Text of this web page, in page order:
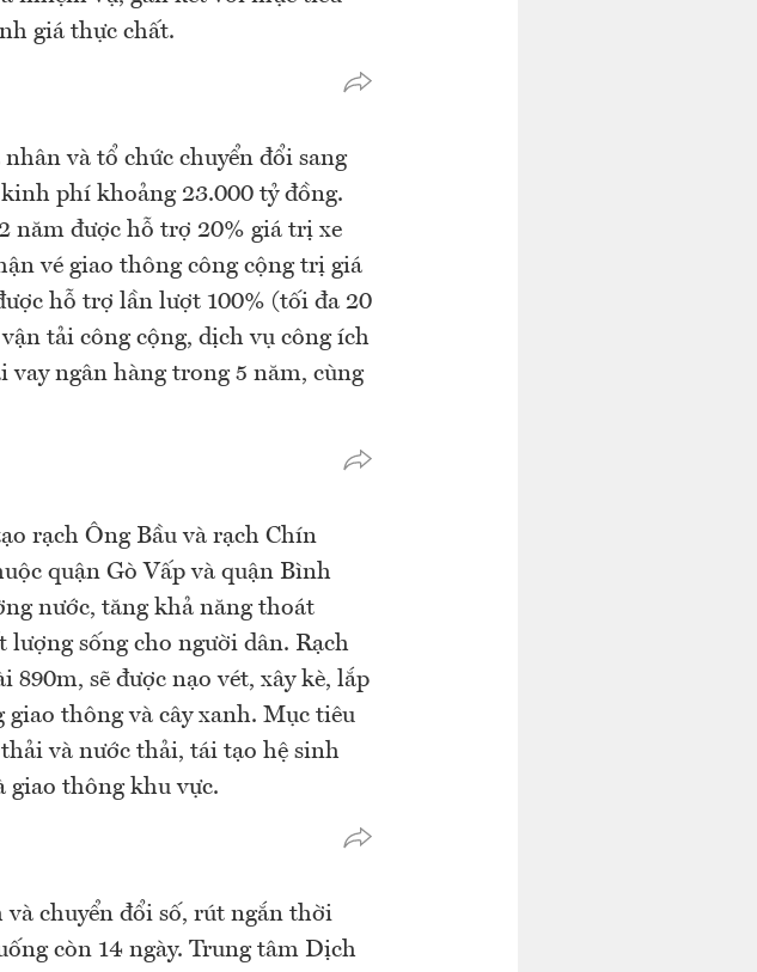
giá thực chất.
và tổ chức chuyển đổi sang
phí khoảng 23.000 tỷ đồng.
năm được hỗ trợ 20% giá trị xe
vé giao thông công cộng trị giá
hỗ trợ lần lượt 100% (tối đa 20
tải công cộng, dịch vụ công ích
vay ngân hàng trong 5 năm, cùng
rạch Ông Bầu và rạch Chín
quận Gò Vấp và quận Bình
nước, tăng khả năng thoát
sống cho người dân. Rạch
sẽ được nạo vét, xây kè, lắp
thông và cây xanh. Mục tiêu
và nước thải, tái tạo hệ sinh
giao thông khu vực.
chuyển đổi số, rút ngắn thời
còn 14 ngày. Trung tâm Dịch